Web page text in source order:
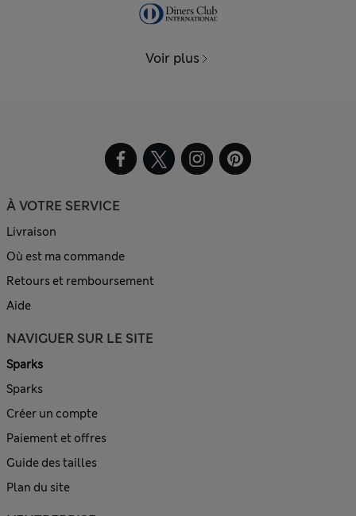
Voir plus
À VOTRE SERVICE
Livraison
Où est ma commande
Retours et remboursement
Aide
NAVIGUER SUR LE SITE
Sparks
Sparks
Créer un compte
Paiement et offres
Guide des tailles
Plan du site